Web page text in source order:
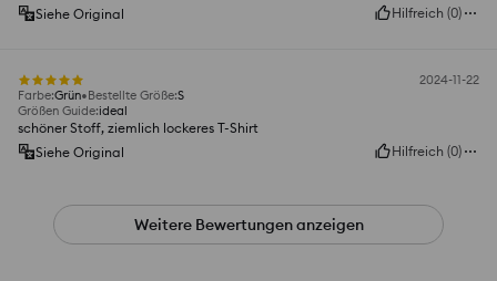
Siehe Original
Hilfreich (0)
2024-11-22
Farbe:Grün Bestellte Größe:S
Größen Guide:ideal
schöner Stoff, ziemlich lockeres T-Shirt
Siehe Original
Hilfreich (0)
Weitere Bewertungen anzeigen